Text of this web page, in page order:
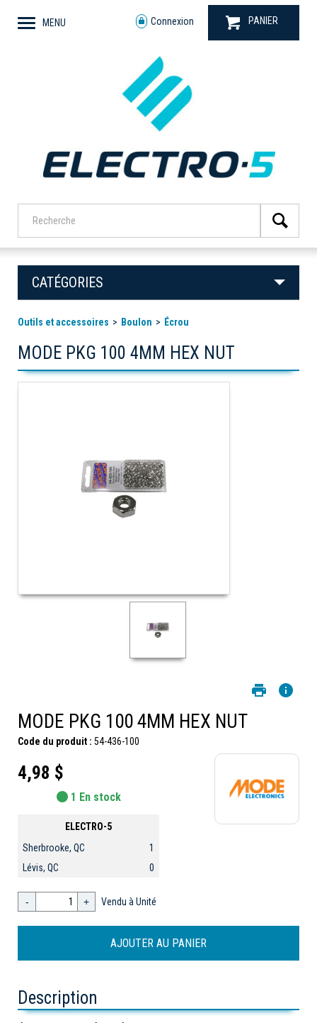
MENU Connexion PANIER
CATÉGORIES
Outils et accessoires Boulon Écrou
MODE PKG 100 4MM HEX NUT
MODE PKG 100 4MM HEX NUT
Code du produit : 54-436-100
4,98 $
1 En stock
ELECTRO-5
Sherbrooke, QC
1
Lévis, QC
0
- + Vendu à Unité
Description